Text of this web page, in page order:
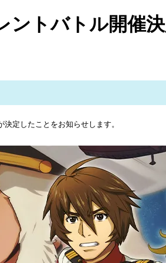
ントバトル開催
定したことをお知らせします。